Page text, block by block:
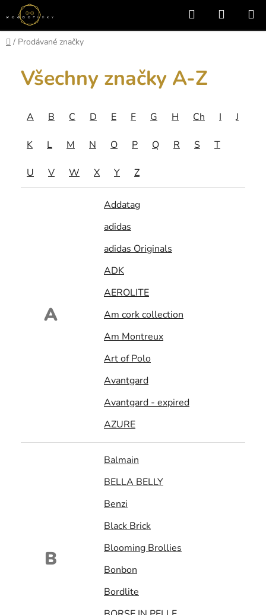
Přejít
na
obsah
Hledat
KOŠÍK
Domů
/ Prodávané značky
Všechny značky A-Z
A B C D E F G H Ch I J
K L M N O P Q R S T
U V W X Y Z
A
Addatag
adidas
adidas Originals
ADK
AEROLITE
Am cork collection
Am Montreux
Art of Polo
Avantgard
Avantgard - expired
AZURE
B
Balmain
BELLA BELLY
Benzi
Black Brick
Blooming Brollies
Bonbon
Bordlite